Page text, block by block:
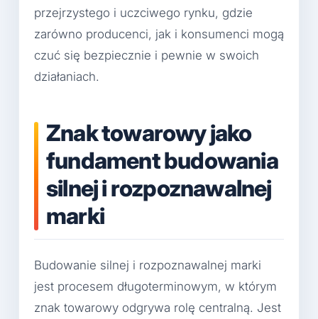
przejrzystego i uczciwego rynku, gdzie
zarówno producenci, jak i konsumenci mogą
czuć się bezpiecznie i pewnie w swoich
działaniach.
Znak towarowy jako
fundament budowania
silnej i rozpoznawalnej
marki
Budowanie silnej i rozpoznawalnej marki
jest procesem długoterminowym, w którym
znak towarowy odgrywa rolę centralną. Jest